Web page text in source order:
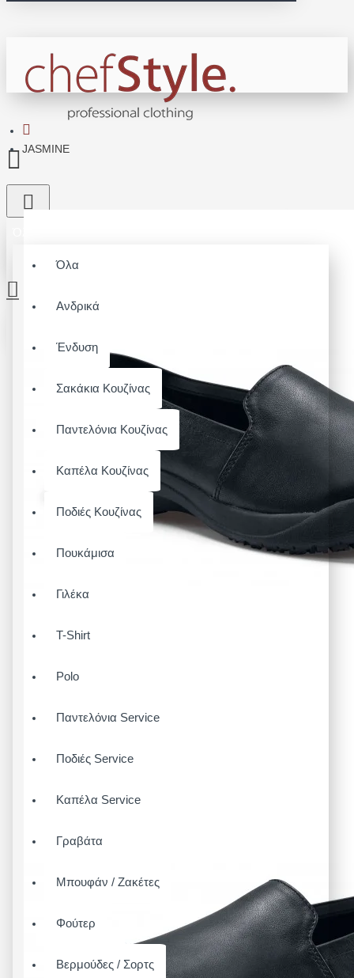
Όλα
Ανδρικά
Ένδυση
Σακάκια Κουζίνας
Παντελόνια Κουζίνας
Καπέλα Κουζίνας
Ποδιές Κουζίνας
Πουκάμισα
Γιλέκα
T-Shirt
Polo
Παντελόνια Service
Ποδιές Service
Καπέλα Service
Γραβάτα
Μπουφάν / Ζακέτες
Φούτερ
Βερμούδες / Σορτς
JASMINE